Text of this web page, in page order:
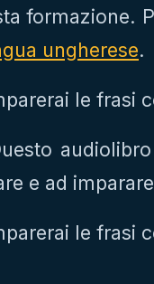
formazione.
ungherese.
le frasi
e ad
le frasi